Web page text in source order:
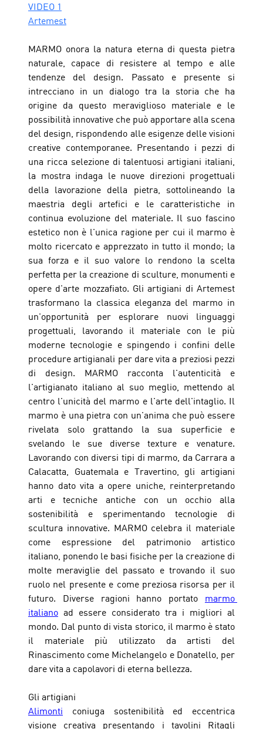
VIDEO 1
Artemest
MARMO onora la natura eterna di questa pietra
naturale, capace di resistere al tempo e alle
tendenze del design. Passato e presente si
intrecciano in un dialogo tra la storia che ha
origine da questo meraviglioso materiale e le
possibilità innovative che può apportare alla scena
del design, rispondendo alle esigenze delle visioni
creative contemporanee. Presentando i pezzi di
una ricca selezione di talentuosi artigiani italiani,
la mostra indaga le nuove direzioni progettuali
della lavorazione della pietra, sottolineando la
maestria degli artefici e le caratteristiche in
continua evoluzione del materiale. Il suo fascino
estetico non è l'unica ragione per cui il marmo è
molto ricercato e apprezzato in tutto il mondo; la
sua forza e il suo valore lo rendono la scelta
perfetta per la creazione di sculture, monumenti e
opere d'arte mozzafiato. Gli artigiani di Artemest
trasformano la classica eleganza del marmo in
un'opportunità per esplorare nuovi linguaggi
progettuali, lavorando il materiale con le più
moderne tecnologie e spingendo i confini delle
procedure artigianali per dare vita a preziosi pezzi
di design. MARMO racconta l'autenticità e
l'artigianato italiano al suo meglio, mettendo al
centro l'unicità del marmo e l'arte dell'intaglio. Il
marmo è una pietra con un'anima che può essere
rivelata solo grattando la sua superficie e
svelando le sue diverse texture e venature.
Lavorando con diversi tipi di marmo, da Carrara a
Calacatta, Guatemala e Travertino, gli artigiani
hanno dato vita a opere uniche, reinterpretando
arti e tecniche antiche con un occhio alla
sostenibilità e sperimentando tecnologie di
scultura innovative. MARMO celebra il materiale
come espressione del patrimonio artistico
italiano, ponendo le basi fisiche per la creazione di
molte meraviglie del passato e trovando il suo
ruolo nel presente e come preziosa risorsa per il
futuro. Diverse ragioni hanno portato marmo
italiano ad essere considerato tra i migliori al
mondo. Dal punto di vista storico, il marmo è stato
il materiale più utilizzato da artisti del
Rinascimento come Michelangelo e Donatello, per
dare vita a capolavori di eterna bellezza.
Gli artigiani
Alimonti coniuga sostenibilità ed eccentrica
visione creativa presentando i tavolini Ritagli